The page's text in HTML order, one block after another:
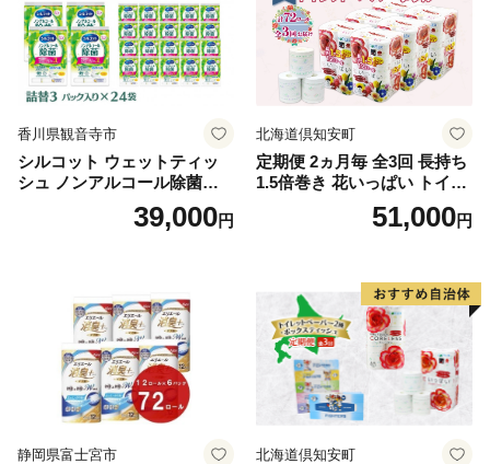
香川県観音寺市
シルコット ウェットティッ
シュ ノンアルコール除菌詰
替（43枚×3P）×24袋 日用品
おもちゃ 拭き取り 手拭き 外
39,000円
北海道倶知安町
定期便 2ヵ月毎 全3回 長持ち
1.5倍巻き 花いっぱい トイレ
ットペーパー ダブル 45ｍ 計
72ロール 全18種 花柄 プリン
ー 消耗品 備蓄 送料無料 北海
道 倶知安町 日用品
51,000円
静岡県富士宮市 北海道倶知安町